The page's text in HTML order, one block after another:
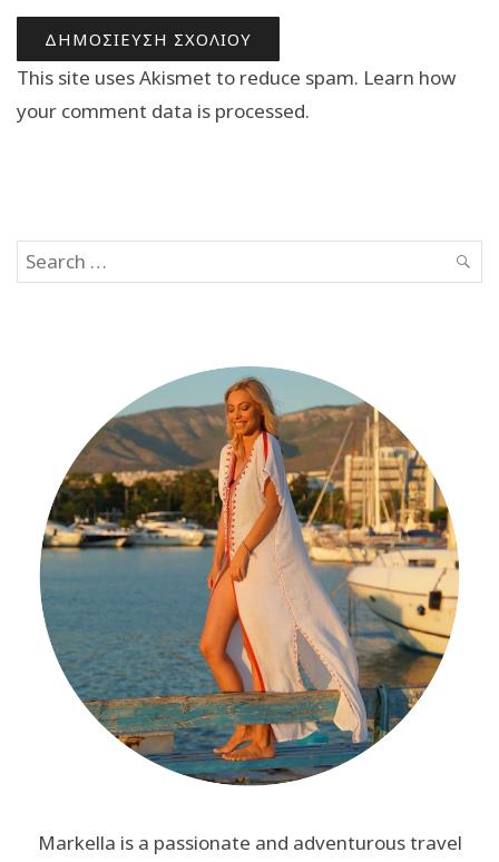
This site uses Akismet to reduce spam. Learn how
your comment data is processed.
Search
for:
Markella is a passionate and adventurous travel